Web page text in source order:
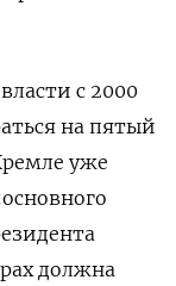
с 2000
на пятый
уже
должна